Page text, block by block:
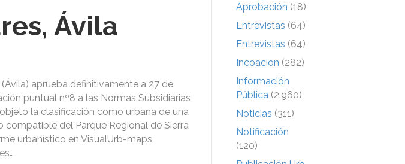
Ávila
aprueba definitivamente a 27 de
puntual nº8 a las Normas Subsidiarias
la clasificación como urbana de una
compatible del Parque Regional de Sierra
urbanístico en VisualUrb-maps
Aprobación (18)
Entrevistas (64)
Entrevistas (64)
Incoación (282)
Información
Pública (2.960)
Noticias (311)
Notificación
(120)